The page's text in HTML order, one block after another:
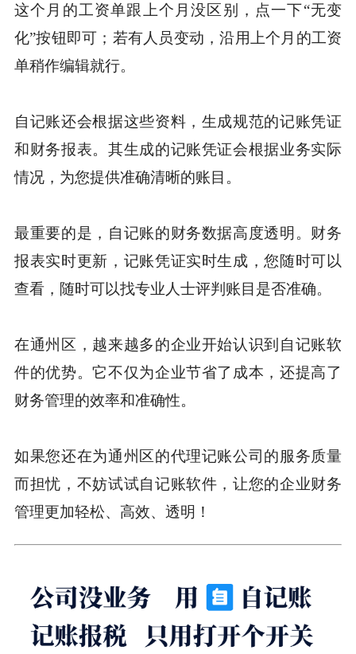
这个月的工资单跟上个月没区别，点一下“无变
化”按钮即可；若有人员变动，沿用上个月的工资
单稍作编辑就行。
自记账还会根据这些资料，生成规范的记账凭证
和财务报表。其生成的记账凭证会根据业务实际
情况，为您提供准确清晰的账目。
最重要的是，自记账的财务数据高度透明。财务
报表实时更新，记账凭证实时生成，您随时可以
查看，随时可以找专业人士评判账目是否准确。
在通州区，越来越多的企业开始认识到自记账软
件的优势。它不仅为企业节省了成本，还提高了
财务管理的效率和准确性。
如果您还在为通州区的代理记账公司的服务质量
而担忧，不妨试试自记账软件，让您的企业财务
管理更加轻松、高效、透明！